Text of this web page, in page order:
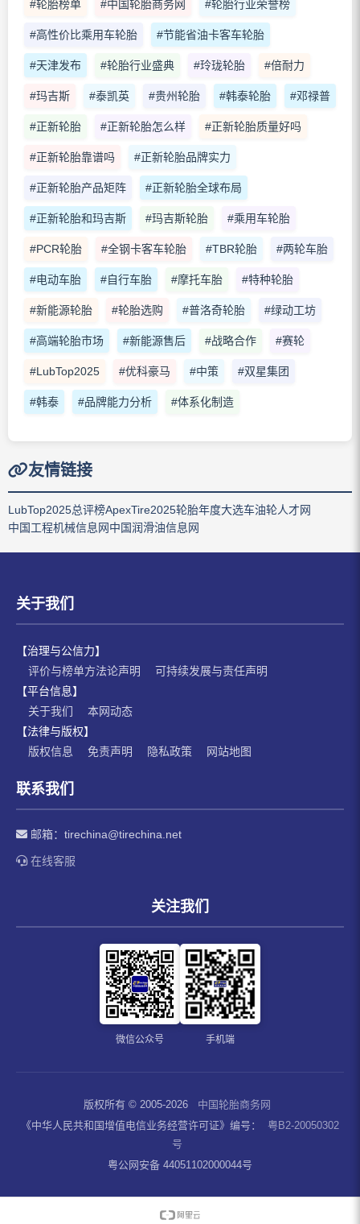
#轮胎榜单 #中国轮胎商务网 #轮胎行业荣誉榜
#高性价比乘用车轮胎 #节能省油卡客车轮胎
#天津发布 #轮胎行业盛典 #玲珑轮胎 #倍耐力
#玛吉斯 #泰凯英 #贵州轮胎 #韩泰轮胎 #邓禄普
#正新轮胎 #正新轮胎怎么样 #正新轮胎质量好吗
#正新轮胎靠谱吗 #正新轮胎品牌实力
#正新轮胎产品矩阵 #正新轮胎全球布局
#正新轮胎和玛吉斯 #玛吉斯轮胎 #乘用车轮胎
#PCR轮胎 #全钢卡客车轮胎 #TBR轮胎 #两轮车胎
#电动车胎 #自行车胎 #摩托车胎 #特种轮胎
#新能源轮胎 #轮胎选购 #普洛奇轮胎 #绿动工坊
#高端轮胎市场 #新能源售后 #战略合作 #赛轮
#LubTop2025 #优科豪马 #中策 #双星集团
#韩泰 #品牌能力分析 #体系化制造
友情链接
LubTop2025总评榜ApexTire2025轮胎年度大选车油轮人才网
中国工程机械信息网中国润滑油信息网
关于我们
【治理与公信力】
评价与榜单方法论声明
可持续发展与责任声明
【平台信息】
关于我们
本网动态
【法律与版权】
版权信息
免责声明 隐私政策 网站地图
联系我们
邮箱： tirechina@tirechina.net
在线客服
关注我们
微信公众号 手机端
版权所有 © 2005-2026
中国轮胎商务网
《中华人民共和国增值电信业务经营许可证》编号：
粤B2-20050302
号
粤公网安备 44051102000044号